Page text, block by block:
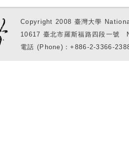
Copyright 2008 臺灣大學
10617 臺北市羅斯福路四段一
電話 (Phone)：+886-2-3366-